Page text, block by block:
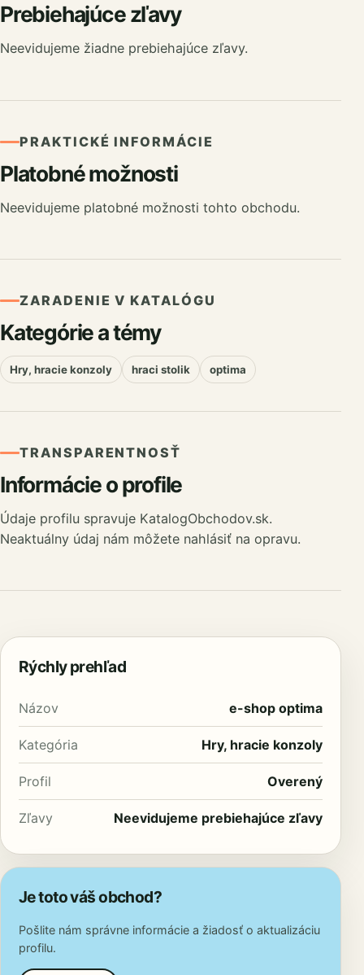
Prebiehajúce zľavy
Neevidujeme žiadne prebiehajúce zľavy.
PRAKTICKÉ INFORMÁCIE
Platobné možnosti
Neevidujeme platobné možnosti tohto obchodu.
ZARADENIE V KATALÓGU
Kategórie a témy
Hry, hracie konzoly hraci stolik optima
TRANSPARENTNOSŤ
Informácie o profile
Údaje profilu spravuje KatalogObchodov.sk.
Neaktuálny údaj nám môžete nahlásiť na opravu.
Rýchly prehľad
Názov e-shop optima
Kategória Hry, hracie konzoly
Profil Overený
Zľavy Neevidujeme prebiehajúce zľavy
Je toto váš obchod?
Pošlite nám správne informácie a žiadosť o aktualizáciu
profilu.